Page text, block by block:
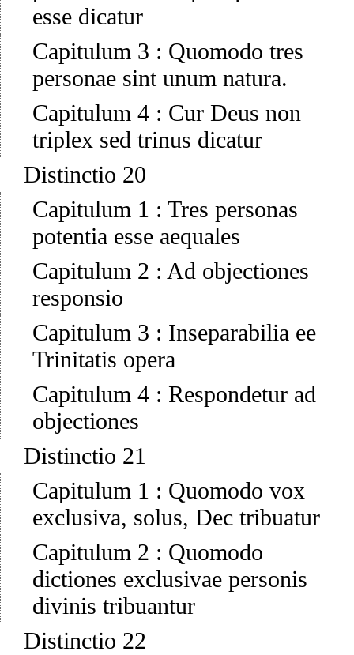
esse dicatur
Capitulum 3 : Quomodo tres
personae sint unum natura.
Capitulum 4 : Cur Deus non
triplex sed trinus dicatur
Distinctio 20
Capitulum 1 : Tres personas
potentia esse aequales
Capitulum 2 : Ad objectiones
responsio
Capitulum 3 : Inseparabilia ee
Trinitatis opera
Capitulum 4 : Respondetur ad
objectiones
Distinctio 21
Capitulum 1 : Quomodo vox
exclusiva, solus, Dec tribuatur
Capitulum 2 : Quomodo
dictiones exclusivae personis
divinis tribuantur
Distinctio 22